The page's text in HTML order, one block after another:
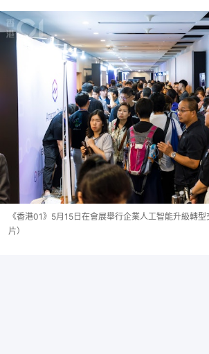
《香港01》5月15日在會展舉行企業人工智能升級轉
片）